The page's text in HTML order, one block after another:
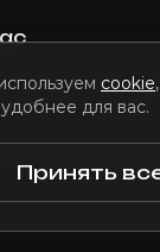
cookie
для вас.
Принять